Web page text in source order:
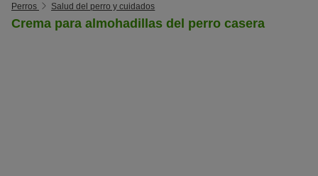
Perros Salud del perro y cuidados
Crema para almohadillas del perro casera